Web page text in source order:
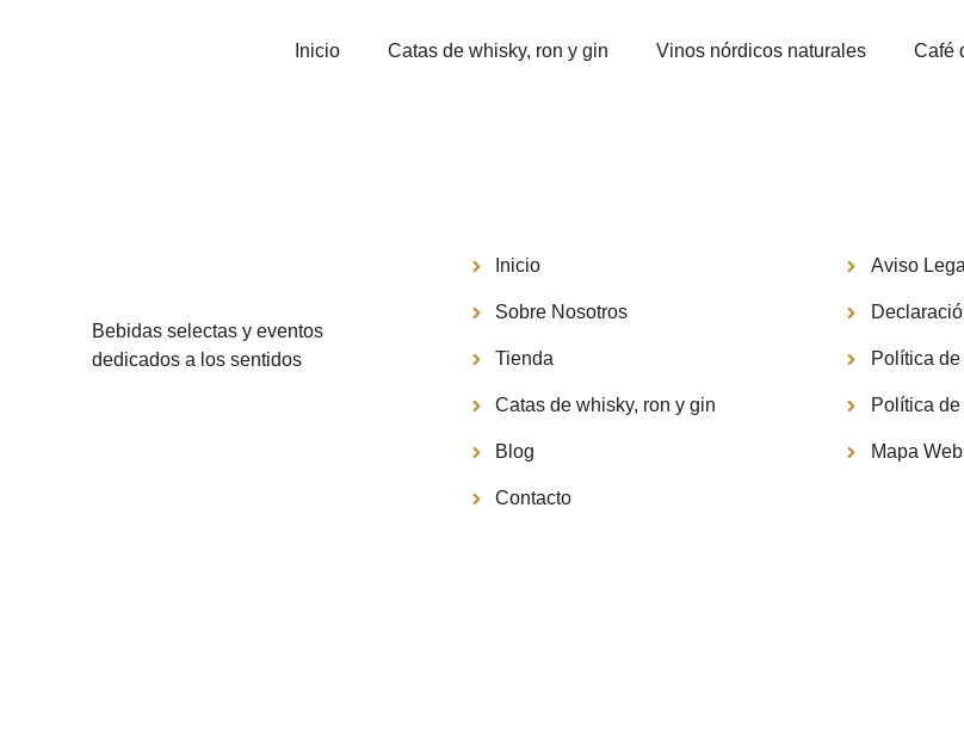
Inicio Catas de whisky, ron y gin Vinos nórdicos naturales Café
Bebidas selectas y eventos
dedicados a los sentidos
Inicio
Sobre Nosotros
Tienda
Catas de whisky, ron y gin
Blog
Contacto
Aviso
Política
Política
Mapa Web